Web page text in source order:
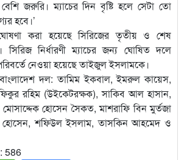
বেশি জরুরি। ম্যাচের দিন বৃষ্টি হলে সেটা তো
হবে।’
করা হয়েছে সিরিজের তৃতীয় ও শেষ
নির্ধারণী ম্যাচের জন্য ঘোষিত দলে
নেওয়া হয়েছে তাইজুল ইসলামকে।
দল: তামিম ইকবাল, ইমরুল কায়েস,
রহিম (উইকেটরক্ষক), সাকিব আল হাসান,
মোসাদ্দেক হোসেন সৈকত, মাশরাফি বিন মুর্তজা
হোসেন, শফিউল ইসলাম, তাসকিন আহমেদ ও
586